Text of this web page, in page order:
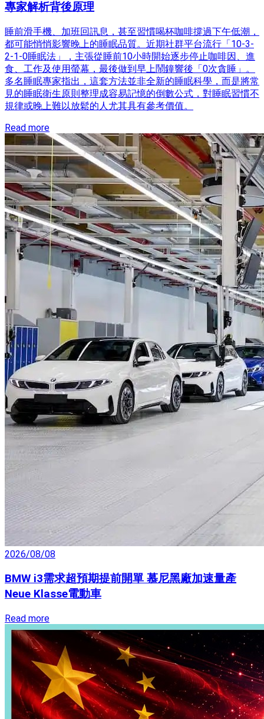
專家解析背後原理
睡前滑手機、加班回訊息，甚至習慣喝杯咖啡撐過下午低潮，
都可能悄悄影響晚上的睡眠品質。近期社群平台流行「10-3-
2-1-0睡眠法」，主張從睡前10小時開始逐步停止咖啡因、進
食、工作及使用螢幕，最後做到早上鬧鐘響後「0次貪睡」。
多名睡眠專家指出，這套方法並非全新的睡眠科學，而是將常
見的睡眠衛生原則整理成容易記憶的倒數公式，對睡眠習慣不
規律或晚上難以放鬆的人尤其具有參考價值。
Read more
2026/08/08
BMW i3需求超預期提前開單 慕尼黑廠加速量產
Neue Klasse電動車
Read more